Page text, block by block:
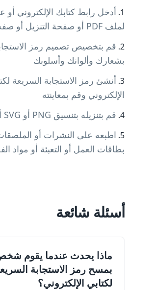
لملف PDF أو صفحة التنزيل أو صفحة الهبوط
قم بتخصيص تصميم رمز
بشعارك وألوانك وأسلوبك
أنشئ رمز الاستجابة السريعة
الإلكتروني وقم بمعاينته
قم بتنزيله بتنسيق PNG أو SVG أو PDF
اطبعه على النشرات أو
بطاقات العمل أو التعبئة أو مواد
أسئلة شائعة
ماذا يحدث عندما يقوم
بمسح رمز الاستجابة
لكتابي الإلكتروني؟